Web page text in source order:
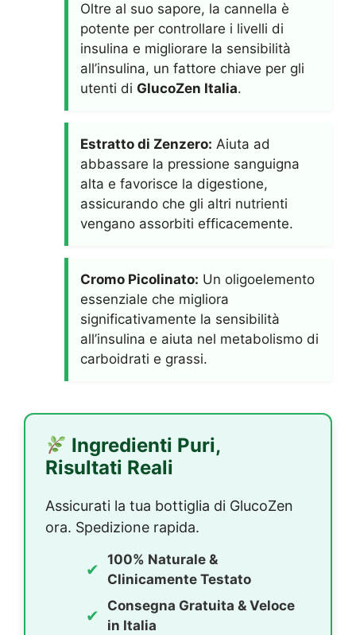
Oltre al suo sapore, la cannella è
potente per controllare i livelli di
insulina e migliorare la sensibilità
all’insulina, un fattore chiave per gli
utenti di GlucoZen Italia.
Estratto di Zenzero: Aiuta ad
abbassare la pressione sanguigna
alta e favorisce la digestione,
assicurando che gli altri nutrienti
vengano assorbiti efficacemente.
Cromo Picolinato: Un oligoelemento
essenziale che migliora
significativamente la sensibilità
all’insulina e aiuta nel metabolismo di
carboidrati e grassi.
Ingredienti Puri,
Risultati Reali
Assicurati la tua bottiglia di GlucoZen
ora. Spedizione rapida.
✔
100% Naturale &
Clinicamente Testato
✔
Consegna Gratuita & Veloce
in Italia